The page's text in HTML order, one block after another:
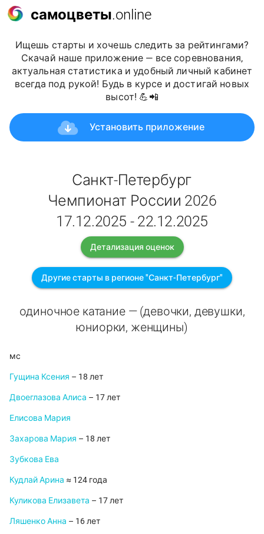
самоцветы.online
Ищешь старты и хочешь следить за рейтингами?
Скачай наше приложение — все соревнования,
актуальная статистика и удобный личный кабинет
всегда под рукой! Будь в курсе и достигай новых
высот! 💪📲
Установить приложение
Санкт-Петербург
Чемпионат России 2026
17.12.2025 - 22.12.2025
Детализация оценок
Другие старты в регионе "Санкт-Петербург"
одиночное катание — (девочки, девушки,
юниорки, женщины)
мс
Гущина Ксения – 18 лет
Двоеглазова Алиса – 17 лет
Елисова Мария
Захарова Мария – 18 лет
Зубкова Ева
Кудлай Арина ≈ 124 года
Куликова Елизавета – 17 лет
Ляшенко Анна – 16 лет